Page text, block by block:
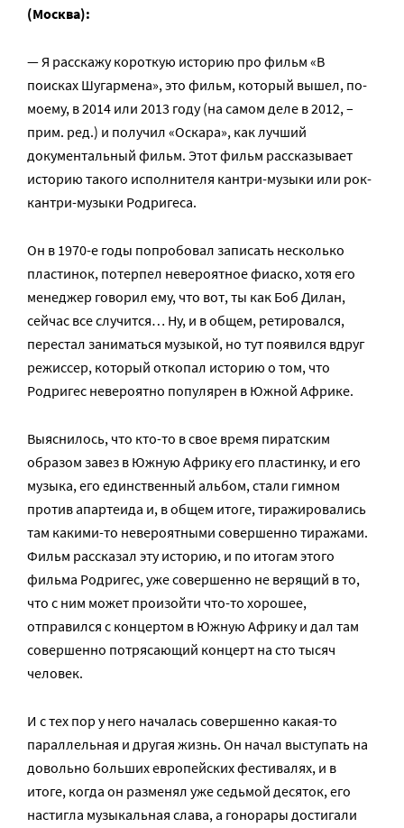
(Москва):
— Я расскажу короткую историю про фильм «В
поисках Шугармена», это фильм, который вышел, по-
моему, в 2014 или 2013 году (на самом деле в 2012, –
прим. ред.) и получил «Оскара», как лучший
документальный фильм. Этот фильм рассказывает
историю такого исполнителя кантри-музыки или рок-
кантри-музыки Родригеса.
Он в 1970-е годы попробовал записать несколько
пластинок, потерпел невероятное фиаско, хотя его
менеджер говорил ему, что вот, ты как Боб Дилан,
сейчас все случится… Ну, и в общем, ретировался,
перестал заниматься музыкой, но тут появился вдруг
режиссер, который откопал историю о том, что
Родригес невероятно популярен в Южной Африке.
Выяснилось, что кто-то в свое время пиратским
образом завез в Южную Африку его пластинку, и его
музыка, его единственный альбом, стали гимном
против апартеида и, в общем итоге, тиражировались
там какими-то невероятными совершенно тиражами.
Фильм рассказал эту историю, и по итогам этого
фильма Родригес, уже совершенно не верящий в то,
что с ним может произойти что-то хорошее,
отправился с концертом в Южную Африку и дал там
совершенно потрясающий концерт на сто тысяч
человек.
И с тех пор у него началась совершенно какая-то
параллельная и другая жизнь. Он начал выступать на
довольно больших европейских фестивалях, и в
итоге, когда он разменял уже седьмой десяток, его
настигла музыкальная слава, а гонорары достигали